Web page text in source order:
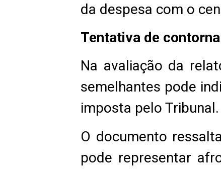
da despesa com o
Tentativa de
Na avaliação da
semelhantes pode
imposta pelo Tribunal.
O documento
pode representar